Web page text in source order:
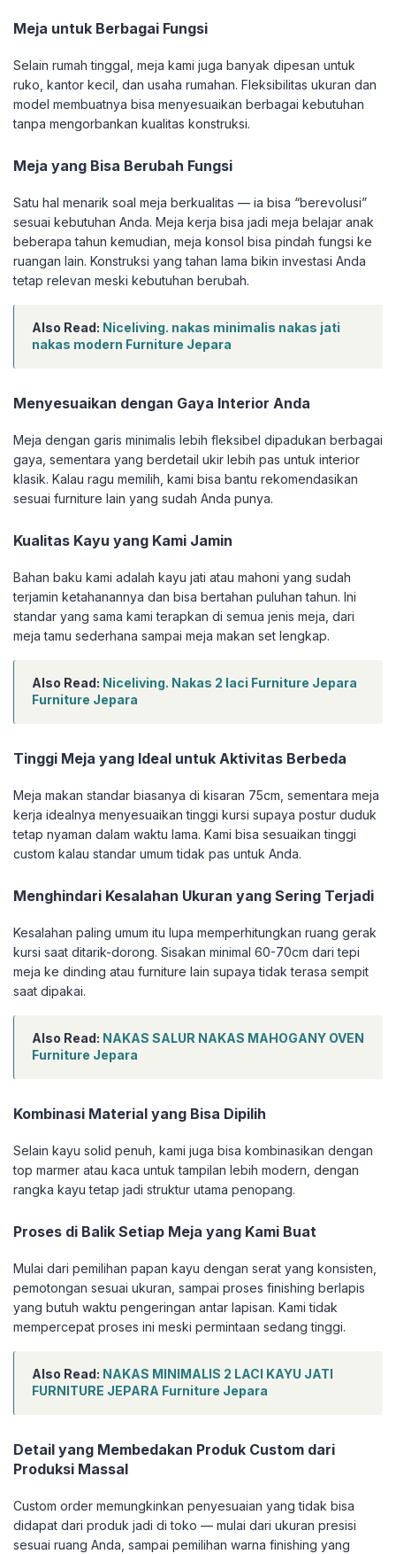
Meja untuk Berbagai Fungsi
Selain rumah tinggal, meja kami juga banyak dipesan untuk
ruko, kantor kecil, dan usaha rumahan. Fleksibilitas ukuran dan
model membuatnya bisa menyesuaikan berbagai kebutuhan
tanpa mengorbankan kualitas konstruksi.
Meja yang Bisa Berubah Fungsi
Satu hal menarik soal meja berkualitas — ia bisa “berevolusi”
sesuai kebutuhan Anda. Meja kerja bisa jadi meja belajar anak
beberapa tahun kemudian, meja konsol bisa pindah fungsi ke
ruangan lain. Konstruksi yang tahan lama bikin investasi Anda
tetap relevan meski kebutuhan berubah.
Also Read: Niceliving. nakas minimalis nakas jati
nakas modern Furniture Jepara
Menyesuaikan dengan Gaya Interior Anda
Meja dengan garis minimalis lebih fleksibel dipadukan berbagai
gaya, sementara yang berdetail ukir lebih pas untuk interior
klasik. Kalau ragu memilih, kami bisa bantu rekomendasikan
sesuai furniture lain yang sudah Anda punya.
Kualitas Kayu yang Kami Jamin
Bahan baku kami adalah kayu jati atau mahoni yang sudah
terjamin ketahanannya dan bisa bertahan puluhan tahun. Ini
standar yang sama kami terapkan di semua jenis meja, dari
meja tamu sederhana sampai meja makan set lengkap.
Also Read: Niceliving. Nakas 2 laci Furniture Jepara
Furniture Jepara
Tinggi Meja yang Ideal untuk Aktivitas Berbeda
Meja makan standar biasanya di kisaran 75cm, sementara meja
kerja idealnya menyesuaikan tinggi kursi supaya postur duduk
tetap nyaman dalam waktu lama. Kami bisa sesuaikan tinggi
custom kalau standar umum tidak pas untuk Anda.
Menghindari Kesalahan Ukuran yang Sering Terjadi
Kesalahan paling umum itu lupa memperhitungkan ruang gerak
kursi saat ditarik-dorong. Sisakan minimal 60-70cm dari tepi
meja ke dinding atau furniture lain supaya tidak terasa sempit
saat dipakai.
Also Read: NAKAS SALUR NAKAS MAHOGANY OVEN
Furniture Jepara
Kombinasi Material yang Bisa Dipilih
Selain kayu solid penuh, kami juga bisa kombinasikan dengan
top marmer atau kaca untuk tampilan lebih modern, dengan
rangka kayu tetap jadi struktur utama penopang.
Proses di Balik Setiap Meja yang Kami Buat
Mulai dari pemilihan papan kayu dengan serat yang konsisten,
pemotongan sesuai ukuran, sampai proses finishing berlapis
yang butuh waktu pengeringan antar lapisan. Kami tidak
mempercepat proses ini meski permintaan sedang tinggi.
Also Read: NAKAS MINIMALIS 2 LACI KAYU JATI
FURNITURE JEPARA Furniture Jepara
Detail yang Membedakan Produk Custom dari
Produksi Massal
Custom order memungkinkan penyesuaian yang tidak bisa
didapat dari produk jadi di toko — mulai dari ukuran presisi
sesuai ruang Anda, sampai pemilihan warna finishing yang